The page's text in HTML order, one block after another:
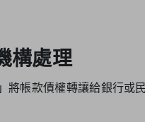
構處理
帳款債權轉讓給銀行或